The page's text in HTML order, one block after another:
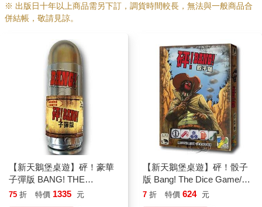
※ 出版日十年以上商品需另下訂，調貨時間較長，無法與一般商品合
併結帳，敬請見諒。
【新天鵝堡桌遊】砰！豪華
子彈版 BANG! THE
BULLET!
75 折 特價 1335 元
【新天鵝堡桌遊】砰！骰子
版 Bang! The Dice Game/桌
上遊戲
7 折 特價 624 元